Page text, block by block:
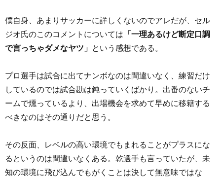
僕自身、あまりサッカーに詳しくないのでアレだが、セル
ジオ氏のこのコメントについては 「一理あるけど断定口調
で言っちゃダメなヤツ」 という感想である。
プロ選手は試合に出てナンボなのは間違いなく、練習だけ
しているのでは試合勘は鈍っていくばかり。出番のないチ
ームで燻っているより、出場機会を求めて早めに移籍する
べきなのはその通りだと思う。
その反面、レベルの高い環境でもまれることがプラスにな
るというのは間違いなくある。乾選手も言っていたが、未
知の環境に飛び込んでもがくことは決して無意味ではな